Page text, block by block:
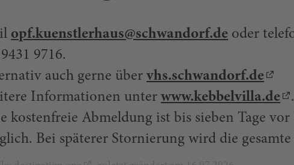
opf.kuenstlerhaus@schwandorf.de oder
9716.
auch gerne übervhs.schwandorf.de
Informationen unterwww.kebbelvilla.de
.
kostenfreie Abmeldung ist bis sieben Tage
Bei späterer Stornierung wird die